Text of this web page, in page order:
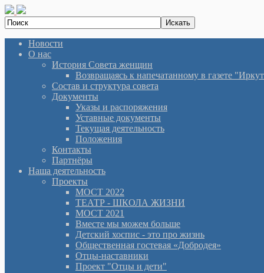
Новости
О нас
История Cовета женщин
Возвращаясь к напечатанному в газете
Состав и структура совета
Документы
Указы и распоряжения
Уставные документы
Текущая деятельность
Положения
Контакты
Партнёры
Наша деятельность
Проекты
МОСТ 2022
ТЕАТР - ШКОЛА ЖИЗНИ
МОСТ 2021
Вместе мы можем больше
Детский хоспис - это про жизнь
Общественная гостевая «Добродея»
Отцы-наставники
Проект "Отцы и дети"